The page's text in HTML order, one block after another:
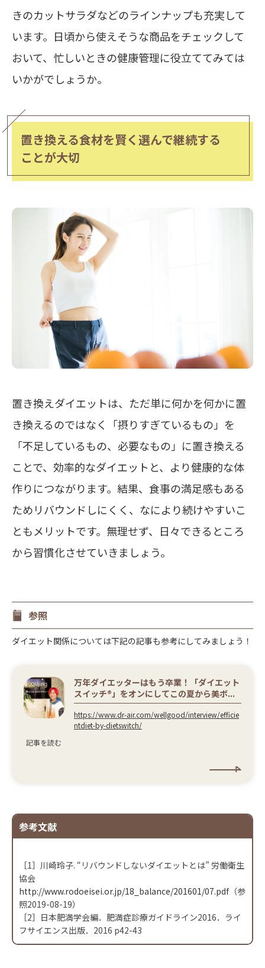
きのカットサラダなどのラインナップも充実して
います。日頃から使えそうな商品をチェックして
おいて、忙しいときの健康管理に役立ててみては
いかがでしょうか。
置き換える食材を賢く選んで継続する
ことが大切
置き換えダイエットは、ただ単に何かを何かに置
き換えるのではなく
「摂りすぎているもの」を
「不足しているもの、必要なもの」に置き換える
ことで、効率的なダイエットと、より健康的な体
作りにつながります。結果、食事の満足感もある
ためリバウンドしにくく、なにより続けやすいこ
ともメリットです。無理せず、日々できるところ
から習慣化させていきましょう。
参照
ダイエット関係については下記の記事も参考にしてみましょう！
万年ダイエッターはもう卒業！「ダイエット
スイッチ®」をオンにしてこの夏から美ボ...
https://www.dr-air.com/wellgood/interview/efficie
ntdiet-by-dietswitch/
記事を読む
参考文献
［1］川崎玲子. “リバウンドしないダイエットとは” 労働衛生
協会
http://www.rodoeisei.or.jp/18_balance/201601/07.pdf（参
照2019-08-19）
［2］日本肥満学会編．肥満症診療ガイドライン2016．ライ
フサイエンス出版．2016 p42-43